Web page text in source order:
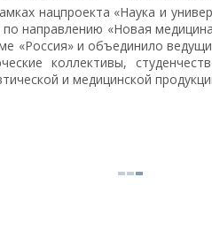
нацпроекта «Наука и
направлению «Новая
«Россия» и объединило
коллективы,
и медицинской